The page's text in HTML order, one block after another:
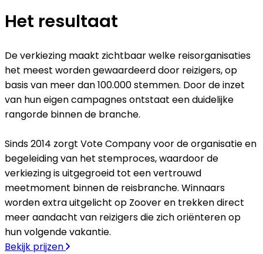
Het resultaat
De verkiezing maakt zichtbaar welke reisorganisaties
het meest worden gewaardeerd door reizigers, op
basis van meer dan 100.000 stemmen. Door de inzet
van hun eigen campagnes ontstaat een duidelijke
rangorde binnen de branche.
Sinds 2014 zorgt Vote Company voor de organisatie en
begeleiding van het stemproces, waardoor de
verkiezing is uitgegroeid tot een vertrouwd
meetmoment binnen de reisbranche. Winnaars
worden extra uitgelicht op Zoover en trekken direct
meer aandacht van reizigers die zich oriënteren op
hun volgende vakantie.
Bekijk prijzen